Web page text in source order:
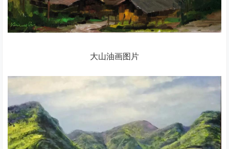
大山油画图片